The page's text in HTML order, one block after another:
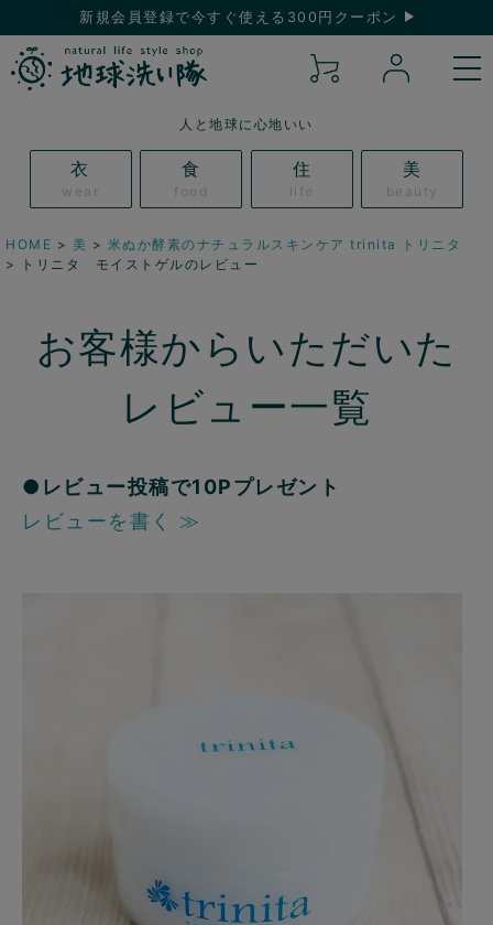
新規会員登録で今すぐ使える300円クーポン
人と地球に心地いい
衣
wear
食
food
住
life
美
beauty
HOME 美
米ぬか酵素のナチュラルスキンケア trinita トリニタ
トリニタ モイストゲルのレビュー
お客様からいただいた
レビュー一覧
●レビュー投稿で10Pプレゼント
レビューを書く ≫